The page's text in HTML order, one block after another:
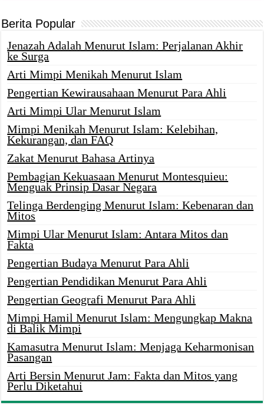
Berita Popular
Jenazah Adalah Menurut Islam: Perjalanan Akhir
ke Surga
Arti Mimpi Menikah Menurut Islam
Pengertian Kewirausahaan Menurut Para Ahli
Arti Mimpi Ular Menurut Islam
Mimpi Menikah Menurut Islam: Kelebihan,
Kekurangan, dan FAQ
Zakat Menurut Bahasa Artinya
Pembagian Kekuasaan Menurut Montesquieu:
Menguak Prinsip Dasar Negara
Telinga Berdenging Menurut Islam: Kebenaran dan
Mitos
Mimpi Ular Menurut Islam: Antara Mitos dan
Fakta
Pengertian Budaya Menurut Para Ahli
Pengertian Pendidikan Menurut Para Ahli
Pengertian Geografi Menurut Para Ahli
Mimpi Hamil Menurut Islam: Mengungkap Makna
di Balik Mimpi
Kamasutra Menurut Islam: Menjaga Keharmonisan
Pasangan
Arti Bersin Menurut Jam: Fakta dan Mitos yang
Perlu Diketahui